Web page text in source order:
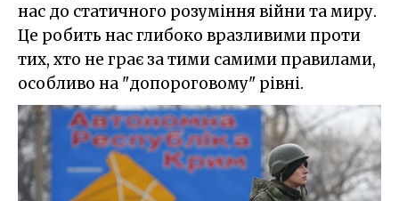
нас до статичного розуміння війни та миру.
Це робить нас глибоко вразливими проти
тих, хто не грає за тими самими правилами,
особливо на "допороговому" рівні.